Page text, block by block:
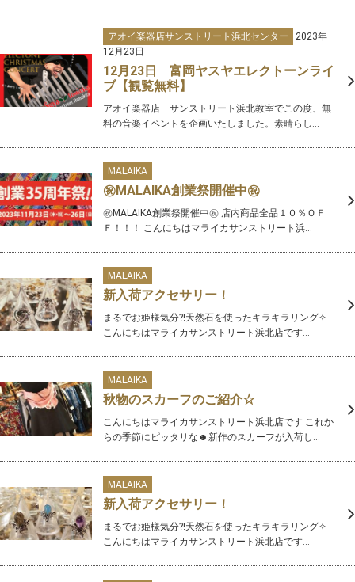
アオイ楽器店サンストリート浜北センター
2023年
12月23日
12月23日 富岡ヤスヤエレクトーンライ
ブ【観覧無料】
アオイ楽器店 サンストリート浜北教室でこの度、無
料の音楽イベントを企画いたしました。素晴らし...
MALAIKA
㊗MALAIKA創業祭開催中㊗
㊗MALAIKA創業祭開催中㊗ 店内商品全品１０％ＯＦ
Ｆ！！！ こんにちはマライカサンストリート浜...
MALAIKA
新入荷アクセサリー！
まるでお姫様気分?!天然石を使ったキラキラリング✧
こんにちはマライカサンストリート浜北店です...
MALAIKA
秋物のスカーフのご紹介☆
こんにちはマライカサンストリート浜北店です これか
らの季節にピッタリな☻新作のスカーフが入荷し...
MALAIKA
新入荷アクセサリー！
まるでお姫様気分?!天然石を使ったキラキラリング✧
こんにちはマライカサンストリート浜北店です...